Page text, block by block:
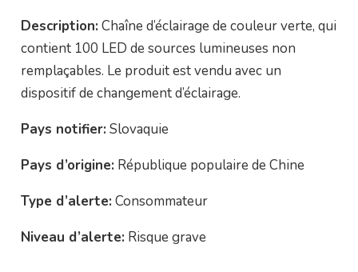
Description: Chaîne d’éclairage de couleur verte, qui
contient 100 LED de sources lumineuses non
remplaçables. Le produit est vendu avec un
dispositif de changement d’éclairage.
Pays notifier: Slovaquie
Pays d’origine: République populaire de Chine
Type d’alerte: Consommateur
Niveau d’alerte: Risque grave